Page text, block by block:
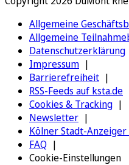
Allgemeine
Allgemeine
Datenschutzerklärung
Impressum
Barrierefreiheit
RSS-Feeds auf ksta.de
Cookies & Tracking
Newsletter
Kölner Stadt-
FAQ
Cookie-Einstellungen